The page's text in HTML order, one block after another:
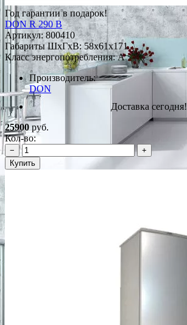
Год гарантии в подарок!
DON R 290 B
Артикул:800410
Габариты ШxГxВ: 58x61x171
Класс энергопотребления: A
Производитель:
DON
Доставка сегодня!
25900 руб.
Кол-во:
−
+
Купить